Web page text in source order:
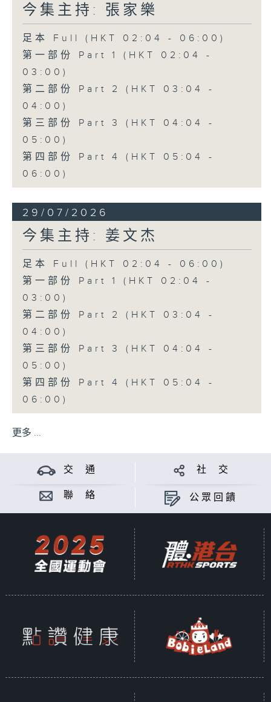
今集主持: 張家樂
足本 Full (HKT 02:04 - 06:00)
第一部份 Part 1 (HKT 02:04 -
03:00)
第二部份 Part 2 (HKT 03:04 -
04:00)
第三部份 Part 3 (HKT 04:04 -
05:00)
第四部份 Part 4 (HKT 05:04 -
06:00)
29/07/2026
今集主持: 姜文杰
足本 Full (HKT 02:04 - 06:00)
第一部份 Part 1 (HKT 02:04 -
03:00)
第二部份 Part 2 (HKT 03:04 -
04:00)
第三部份 Part 3 (HKT 04:04 -
05:00)
第四部份 Part 4 (HKT 05:04 -
06:00)
更多 ...
交 通 社 交
聯 絡 公眾回饋